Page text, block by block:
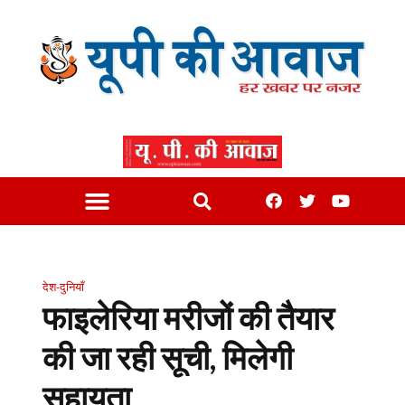
देश-दुनियाँ
फाइलेरिया मरीजों की तैयार
की जा रही सूची, मिलेगी
सहायता